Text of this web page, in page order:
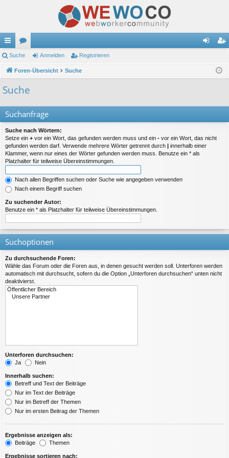
ch
ne
llz
riff
or
en ist
Suche Anmelden Registrieren
Foren-Übersicht Suche
Suche
Suchanfrage
Suche nach Wörtern:
Setze ein + vor ein Wort, das gefunden werden muss und ein - vor ein Wort, das nicht
gefunden werden darf. Verwende mehrere Wörter getrennt durch | innerhalb einer
Klammer, wenn nur eines der Wörter gefunden werden muss. Benutze ein * als
Platzhalter für teilweise Übereinstimmungen.
Nach allen Begriffen suchen oder Suche wie angegeben verwenden
Nach einem Begriff suchen
Zu suchender Autor:
Benutze ein * als Platzhalter für teilweise Übereinstimmungen.
Suchoptionen
Zu durchsuchende Foren:
Wähle das Forum oder die Foren aus, in denen gesucht werden soll. Unterforen werden
automatisch mit durchsucht, sofern du die Option „Unterforen durchsuchen“ unten nicht
deaktivierst.
Unterforen durchsuchen:
Ja
Nein
Innerhalb suchen:
Betreff und Text der Beiträge
Nur im Text der Beiträge
Nur im Betreff der Themen
Nur im ersten Beitrag der Themen
Ergebnisse anzeigen als:
Beiträge
Themen
Ergebnisse sortieren nach: